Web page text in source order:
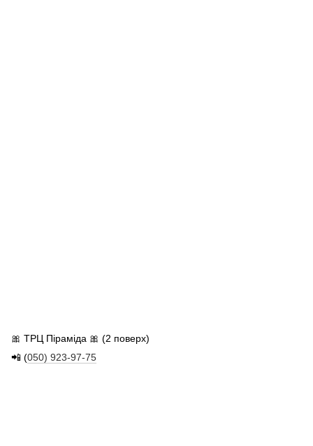
🎀 ТРЦ Піраміда 🎀 (2 поверх)
📲 (050) 923-97-75